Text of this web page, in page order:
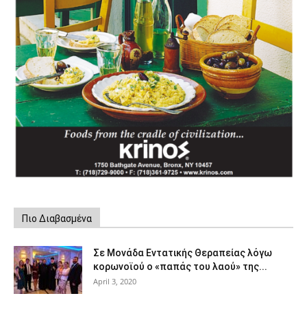
Πιο Διαβασμένα
Σε Μονάδα Εντατικής Θεραπείας λόγω
κορωνοϊού ο «παπάς του λαού» της...
April 3, 2020